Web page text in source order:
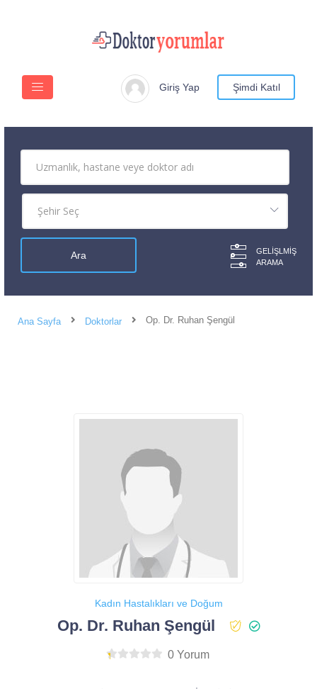
Giriş Yap Şimdi Katıl
GELIŞLMIŞ
ARAMA
Ana Sayfa Doktorlar Op. Dr. Ruhan Şengül
Kadın Hastalıkları ve Doğum
Op. Dr. Ruhan Şengül
0 Yorum